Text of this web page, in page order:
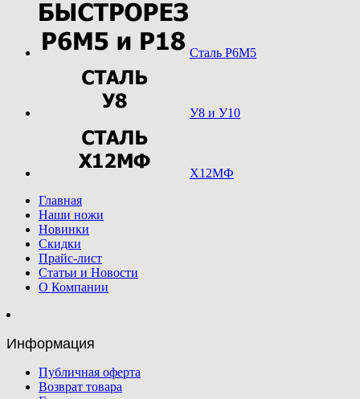
Сталь Р6М5
У8 и У10
Х12МФ
Главная
Наши ножи
Новинки
Скидки
Прайс-лист
Статьи и Новости
О Компании
Информация
Публичная оферта
Возврат товара